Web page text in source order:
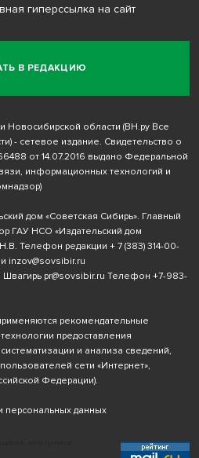
В РЕДАКЦИЮ
гиперссылка на сайт
Новосибирской области (ВН.ру Все
- сетевое издание. Свидетельство о
от 14.07.2016 выдано Федеральной
информационных технологий и
дом «Советская Сибирь». Главный
ГАУ НСО «Издательский дом
Телефон редакции + 7 (383) 314-00-
inzov@sovsibir.ru
Швагирь pr@sovsibir.ru Телефон +7-983-
рекомендательные
предоставления
и анализа сведений,
сети «Интернет»,
Федерации).
персональных данных